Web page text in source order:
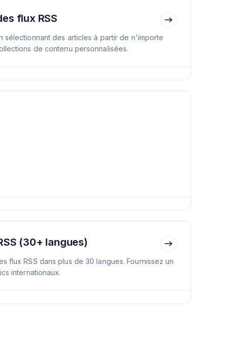
flux RSS
sélectionnant des articles à partir de n'importe
de contenu personnalisées.
(30+ langues)
flux RSS dans plus de 30 langues. Fournissez un
internationaux.